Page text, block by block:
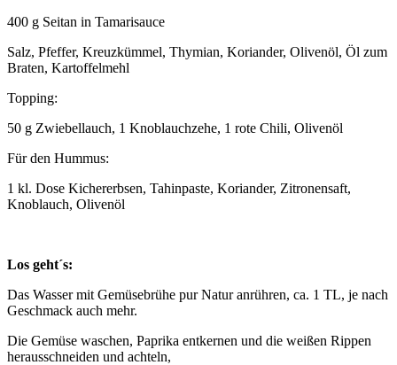
400 g Seitan in Tamarisauce
Salz, Pfeffer, Kreuzkümmel, Thymian, Koriander, Olivenöl, Öl zum
Braten, Kartoffelmehl
Topping:
50 g Zwiebellauch, 1 Knoblauchzehe, 1 rote Chili, Olivenöl
Für den Hummus:
1 kl. Dose Kichererbsen, Tahinpaste, Koriander, Zitronensaft,
Knoblauch, Olivenöl
Los geht´s:
Das Wasser mit Gemüsebrühe pur Natur anrühren, ca. 1 TL, je nach
Geschmack auch mehr.
Die Gemüse waschen, Paprika entkernen und die weißen Rippen
herausschneiden und achteln,